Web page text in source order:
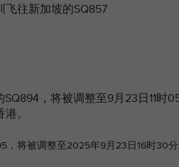
往新加坡的SQ857
，将被调整至9月23日11时
。
，将被调整至2025年9月23日16时30